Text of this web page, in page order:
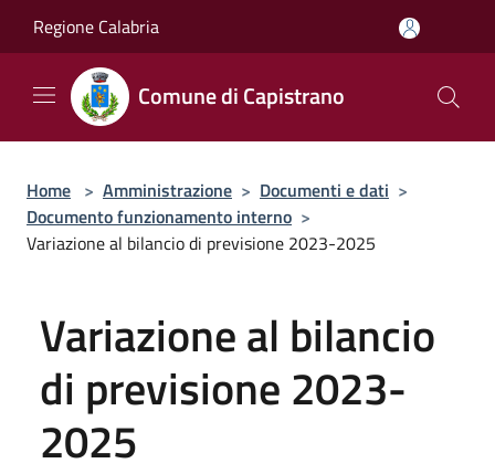
Regione Calabria
Comune di Capistrano
Home > Amministrazione > Documenti e dati >
Documento funzionamento interno >
Variazione al bilancio di previsione 2023-2025
Variazione al bilancio
di previsione 2023-
2025